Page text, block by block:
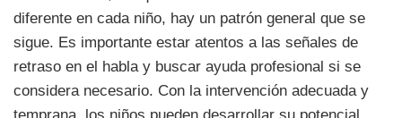
diferente en cada niño, hay un patrón general que se
sigue. Es importante estar atentos a las señales de
retraso en el habla y buscar ayuda profesional si se
considera necesario. Con la intervención adecuada y